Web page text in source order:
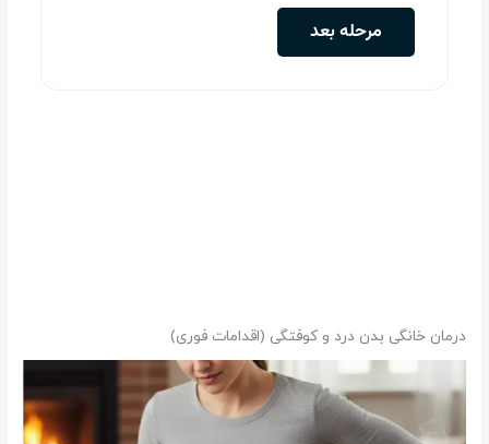
درمان خانگی بدن درد و کوفتگی (اقدامات فوری)